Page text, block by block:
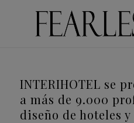
INTERIHOTEL se
a más de 9.000
diseño de hoteles